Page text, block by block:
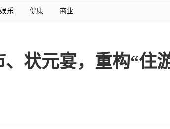
娱乐 健康 商业
状元宴，重构“住